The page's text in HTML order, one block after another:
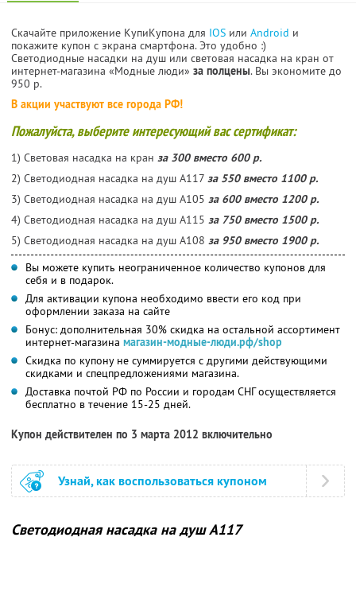
Скачайте приложение КупиКупона для IOS или Android и
покажите купон с экрана смартфона. Это удобно :)
Светодиодные насадки на душ или световая насадка на кран от
интернет-магазина «Модные люди» за полцены. Вы экономите до
950 р.
В акции участвуют все города РФ!
Пожалуйста, выберите интересующий вас сертификат:
1) Световая насадка на кран за 300 вместо 600 р.
2) Светодиодная насадка на душ А117 за 550 вместо 1100 р.
3) Светодиодная насадка на душ А105 за 600 вместо 1200 р.
4) Светодиодная насадка на душ А115 за 750 вместо 1500 р.
5) Светодиодная насадка на душ А108 за 950 вместо 1900 р.
Вы можете купить неограниченное количество купонов для
себя и в подарок.
Для активации купона необходимо ввести его код при
оформлении заказа на сайте
Бонус: дополнительная 30% скидка на остальной ассортимент
интернет-магазина магазин-модные-люди.рф/shop
Скидка по купону не суммируется с другими действующими
скидками и спецпредложениями магазина.
Доставка почтой РФ по России и городам СНГ осуществляется
бесплатно в течение 15-25 дней.
Купон действителен по 3 марта 2012 включительно
Узнай, как воспользоваться купоном
Светодиодная насадка на душ А117